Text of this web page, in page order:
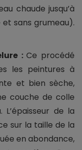
chaude jusqu’à
et sans grumeau).
:Ce procédé
les peintures à
et bien sèche,
couche de colle
L’épaisseur de la
sur la taille de la
en abondance,